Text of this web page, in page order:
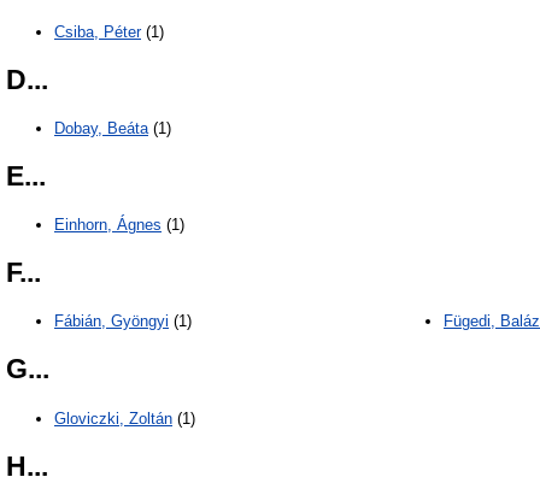
Csiba, Péter(1)
D...
Dobay, Beáta (1)
E...
Einhorn, Ágnes (1)
F...
Fábián, Gyöngyi (1) Fügedi,
G...
Gloviczki, Zoltán (1)
H...